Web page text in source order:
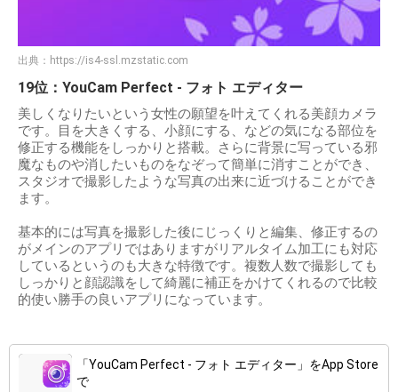
出典： https://is4-ssl.mzstatic.com
19位：YouCam Perfect - フォト エディター
美しくなりたいという女性の願望を叶えてくれる美顔カメラ
です。目を大きくする、小顔にする、などの気になる部位を
修正する機能をしっかりと搭載。さらに背景に写っている邪
魔なものや消したいものをなぞって簡単に消すことができ、
スタジオで撮影したような写真の出来に近づけることができ
ます。
基本的には写真を撮影した後にじっくりと編集、修正するの
がメインのアプリではありますがリアルタイム加工にも対応
しているというのも大きな特徴です。複数人数で撮影しても
しっかりと顔認識をして綺麗に補正をかけてくれるので比較
的使い勝手の良いアプリになっています。
‎「YouCam Perfect - フォト エディター」をApp Store
で